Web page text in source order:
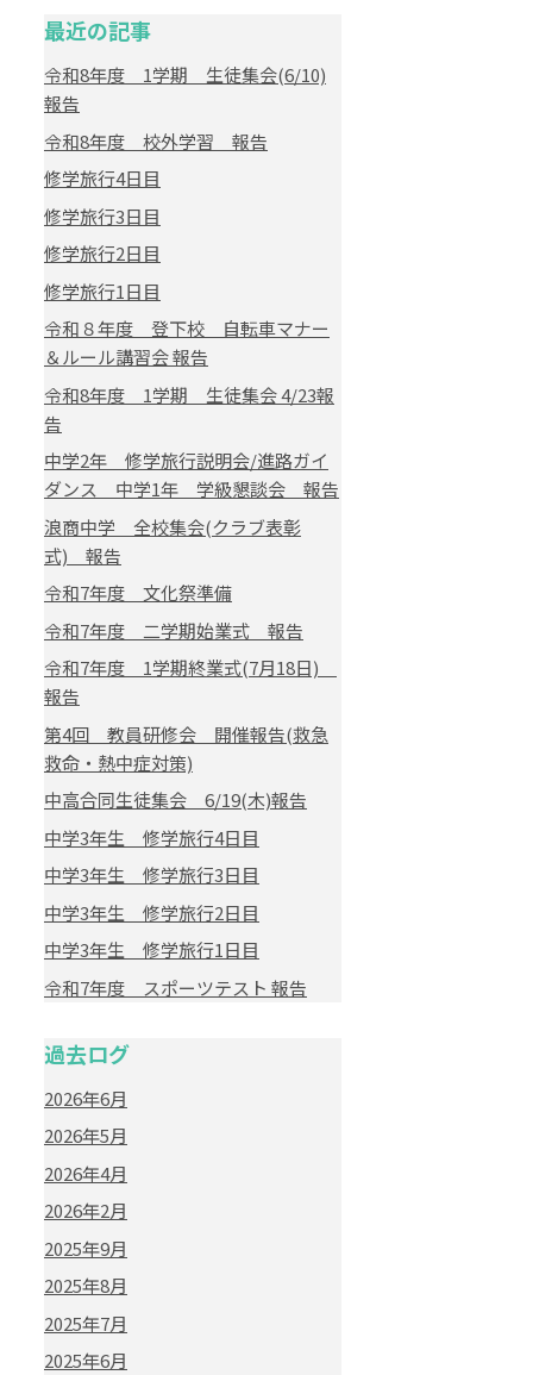
最近の記事
令和8年度 1学期 生徒集会(6/10)
報告
令和8年度 校外学習 報告
修学旅行4日目
修学旅行3日目
修学旅行2日目
修学旅行1日目
令和８年度 登下校 自転車マナー
＆ルール講習会 報告
令和8年度 1学期 生徒集会 4/23報
告
中学2年 修学旅行説明会/進路ガイ
ダンス 中学1年 学級懇談会 報告
浪商中学 全校集会(クラブ表彰
式) 報告
令和7年度 文化祭準備
令和7年度 二学期始業式 報告
令和7年度 1学期終業式(7月18日)
報告
第4回 教員研修会 開催報告(救急
救命・熱中症対策)
中高合同生徒集会 6/19(木)報告
中学3年生 修学旅行4日目
中学3年生 修学旅行3日目
中学3年生 修学旅行2日目
中学3年生 修学旅行1日目
令和7年度 スポーツテスト 報告
過去ログ
2026年6月
2026年5月
2026年4月
2026年2月
2025年9月
2025年8月
2025年7月
2025年6月